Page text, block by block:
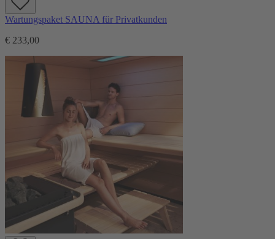
Wartungspaket SAUNA für Privatkunden
€ 233,00